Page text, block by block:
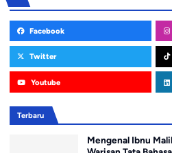
Facebook
Twitter
Youtube
Terbaru
Mengenal Ibnu